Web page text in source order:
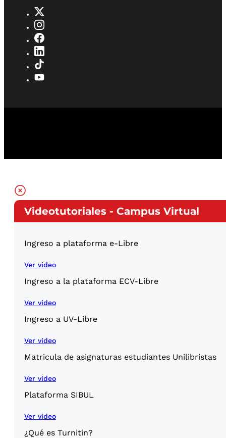
Videotutoriales - Campus Virtual
Ingreso a plataforma e-Libre
Ver video
Ingreso a la plataforma ECV-Libre
Ver video
Ingreso a UV-Libre
Ver video
Matricula de asignaturas estudiantes Unilibristas
Ver video
Plataforma SIBUL
Ver video
¿Qué es Turnitin?